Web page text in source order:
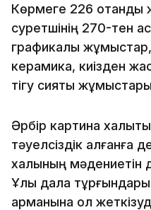
Көрмеге 226 отандық
суретшінің 270-тен
графикалық
керамика, киізден
тігу сияқты
Әрбір картина
тәуелсіздік алғанға
халқының мәдениетін
Ұлы дала
арманына қол